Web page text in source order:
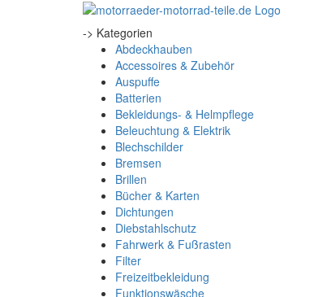
-> Kategorien
Abdeckhauben
Accessoires & Zubehör
Auspuffe
Batterien
Bekleidungs- & Helmpflege
Beleuchtung & Elektrik
Blechschilder
Bremsen
Brillen
Bücher & Karten
Dichtungen
Diebstahlschutz
Fahrwerk & Fußrasten
Filter
Freizeitbekleidung
Funktionswäsche